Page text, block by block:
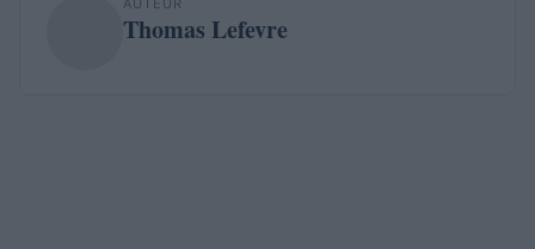
AUTEUR
Thomas Lefevre